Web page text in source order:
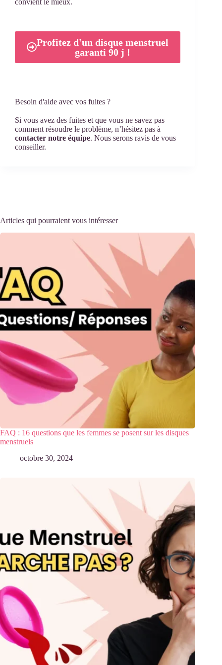
Profitez d'un disque menstruel
garanti 90 j !
Besoin d'aide avec vos fuites ?
Si vous avez des fuites et que vous ne savez pas
comment résoudre le problème, n’hésitez pas à
contacter notre équipe. Nous serons ravis de vous
conseiller.
Articles qui pourraient vous intéresser
FAQ : 16 questions que les femmes se posent sur les disques
menstruels
octobre 30, 2024